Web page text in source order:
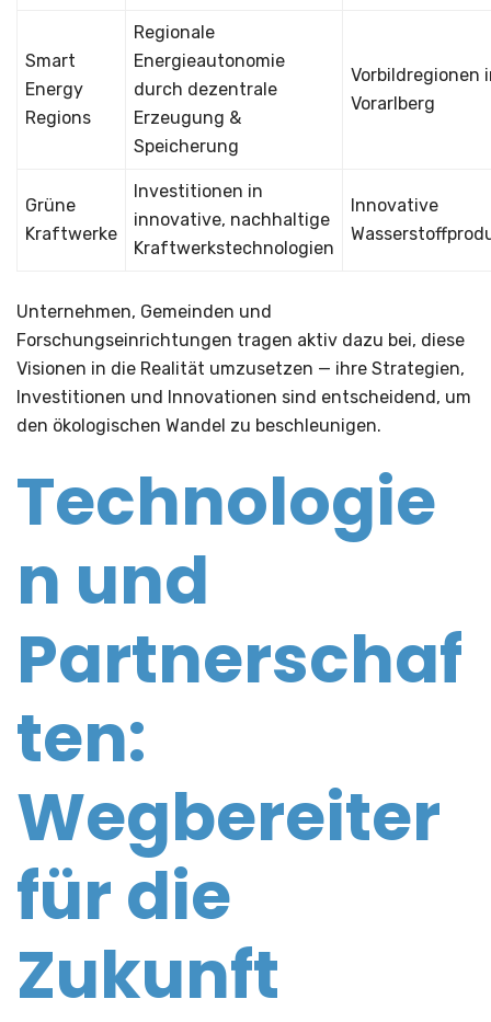
Smart
Energy
Regions
Regionale
Energieautonomie
durch dezentrale
Erzeugung &
Speicherung
Vorbildregionen
Vorarlberg
Grüne
Kraftwerke
Investitionen in
innovative, nachhaltige
Kraftwerkstechnologien
Innovative
Unternehmen, Gemeinden und
Forschungseinrichtungen tragen aktiv dazu bei, diese
Visionen in die Realität umzusetzen — ihre Strategien,
Investitionen und Innovationen sind entscheidend, um
den ökologischen Wandel zu beschleunigen.
Technologie
n und
Partnerschaf
ten:
Wegbereiter
für die
Zukunft